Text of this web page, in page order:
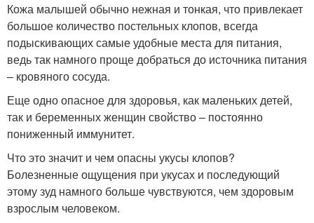
Кожа малышей обычно нежная и тонкая, что привлекает
большое количество постельных клопов, всегда
подыскивающих самые удобные места для питания,
ведь так намного проще добраться до источника питания
– кровяного сосуда.
Еще одно опасное для здоровья, как маленьких детей,
так и беременных женщин свойство – постоянно
пониженный иммунитет.
Что это значит и чем опасны укусы клопов?
Болезненные ощущения при укусах и последующий
этому зуд намного больше чувствуются, чем здоровым
взрослым человеком.